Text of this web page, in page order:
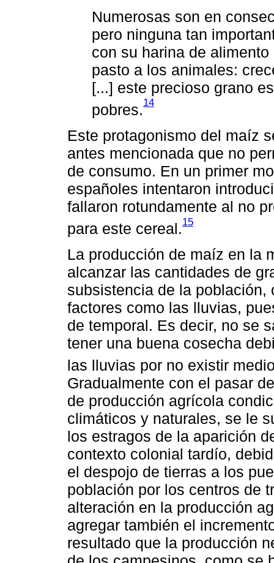
Numerosas son en
pero ninguna tan
con su harina de
pasto a los animales:
[...] este precioso grano
pobres.14
Este protagonismo del maíz
antes mencionada que no
de consumo. En un primer
españoles intentaron
fallaron rotundamente al no
para este cereal.15
La producción de maíz en la
alcanzar las cantidades de
subsistencia de la población,
factores como las lluvias,
de temporal. Es decir, no se
tener una buena cosecha
las lluvias por no existir
Gradualmente con el pasar
de producción agrícola
climáticos y naturales, se le
los estragos de la aparición
contexto colonial tardío,
el despojo de tierras a los
población por los centros de
alteración en la producción
agregar también el
resultado que la producción